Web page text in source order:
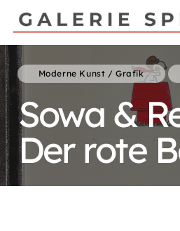
Moderne Kunst / Grafik
Sowa &
Der rote